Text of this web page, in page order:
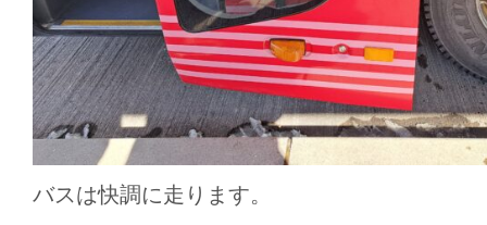
バスは快調に走ります。